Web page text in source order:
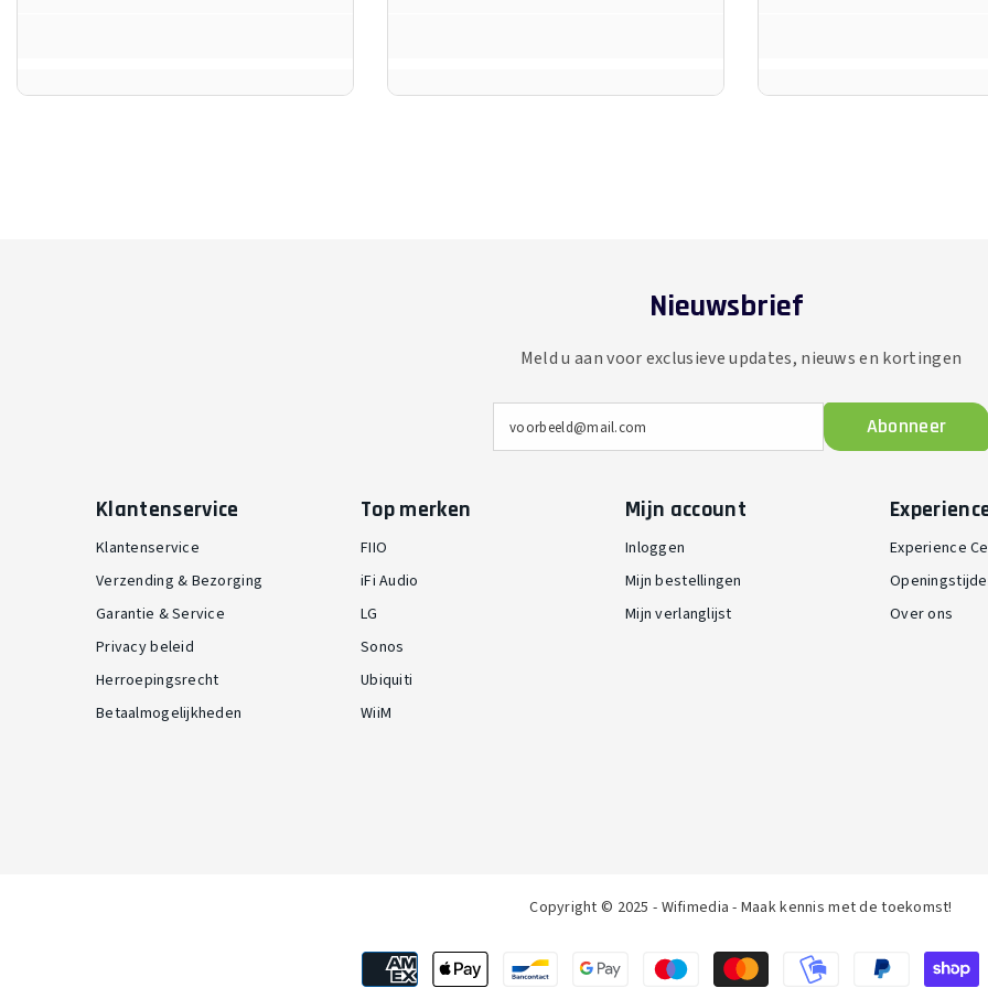
Nieuwsbrief
Meld u aan voor exclusieve updates, nieuws en kortingen
voorbeeld@mail.com Abonneer
Klantenservice
Klantenservice
Verzending & Bezorging
Garantie & Service
Privacy beleid
Herroepingsrecht
Betaalmogelijkheden
Top merken
FIIO
iFi Audio
LG
Sonos
Ubiquiti
WiiM
Mijn account
Inloggen
Mijn bestellingen
Mijn verlanglijst
Experience
Over ons
Copyright © 2025 - Wifimedia - Maak kennis met de toekomst!
Betaalmethoden